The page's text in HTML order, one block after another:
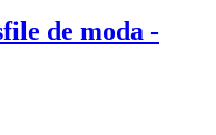
de moda -